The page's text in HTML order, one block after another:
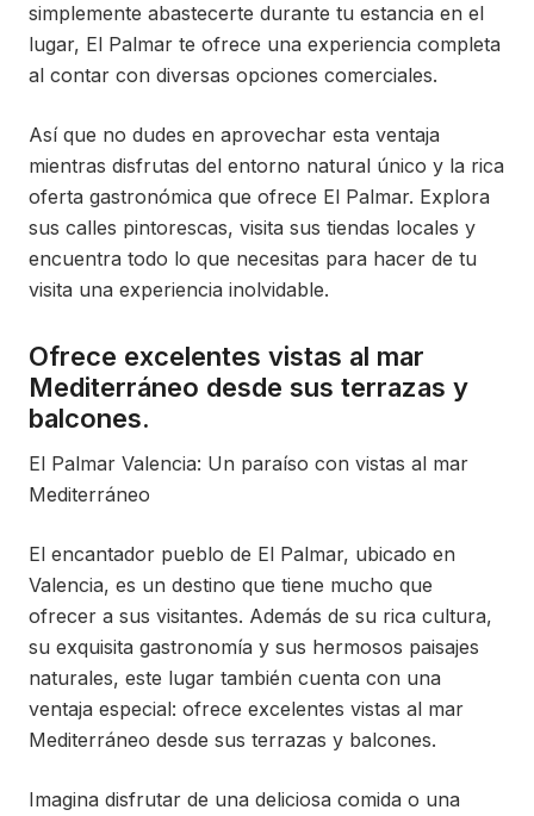
simplemente abastecerte durante tu estancia en el
lugar, El Palmar te ofrece una experiencia completa
al contar con diversas opciones comerciales.
Así que no dudes en aprovechar esta ventaja
mientras disfrutas del entorno natural único y la rica
oferta gastronómica que ofrece El Palmar. Explora
sus calles pintorescas, visita sus tiendas locales y
encuentra todo lo que necesitas para hacer de tu
visita una experiencia inolvidable.
Ofrece excelentes vistas al mar
Mediterráneo desde sus terrazas y
balcones.
El Palmar Valencia: Un paraíso con vistas al mar
Mediterráneo
El encantador pueblo de El Palmar, ubicado en
Valencia, es un destino que tiene mucho que
ofrecer a sus visitantes. Además de su rica cultura,
su exquisita gastronomía y sus hermosos paisajes
naturales, este lugar también cuenta con una
ventaja especial: ofrece excelentes vistas al mar
Mediterráneo desde sus terrazas y balcones.
Imagina disfrutar de una deliciosa comida o una